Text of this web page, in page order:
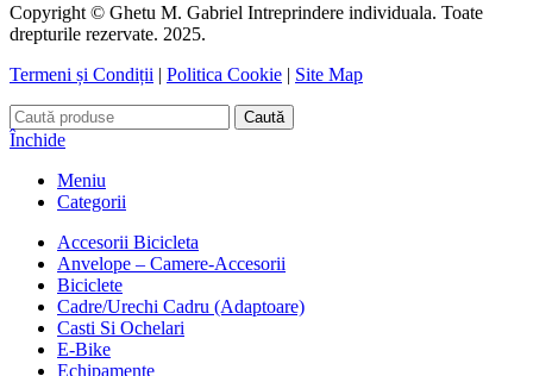
Copyright © Ghetu M. Gabriel Intreprindere individuala. Toate
drepturile rezervate. 2025.
Termeni și Condiții | Politica Cookie | Site Map
Caută
Închide
Meniu
Categorii
Accesorii Bicicleta
Anvelope – Camere-Accesorii
Biciclete
Cadre/Urechi Cadru (Adaptoare)
Casti Si Ochelari
E-Bike
Echipamente